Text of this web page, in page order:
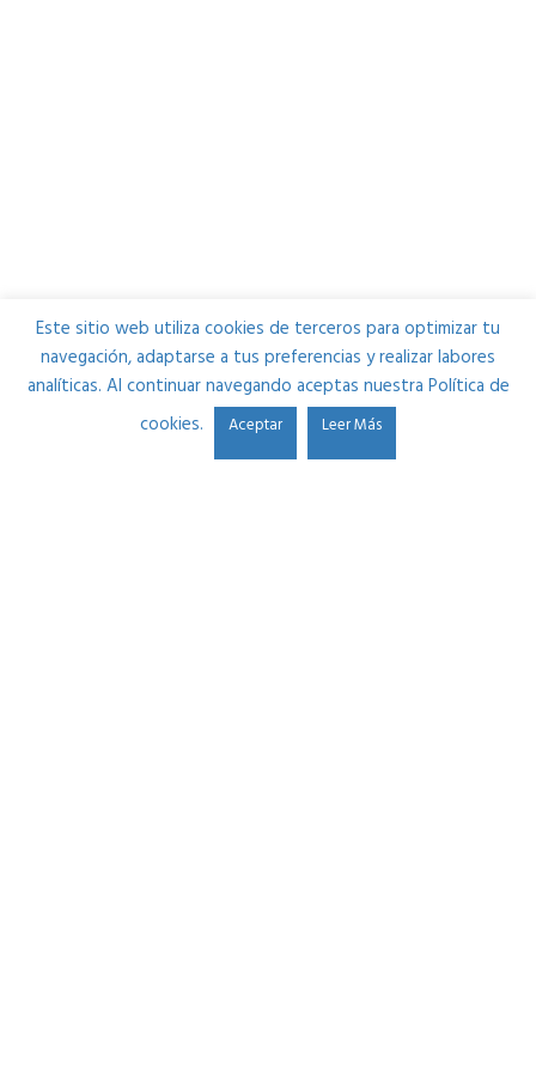
Este sitio web utiliza cookies de terceros para optimizar tu
navegación, adaptarse a tus preferencias y realizar labores
analíticas. Al continuar navegando aceptas nuestra Política de
cookies.
Aceptar Leer Más